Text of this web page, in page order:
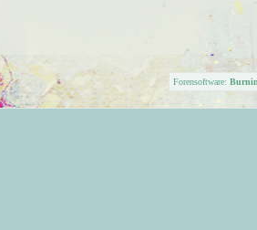
Forensoftware: